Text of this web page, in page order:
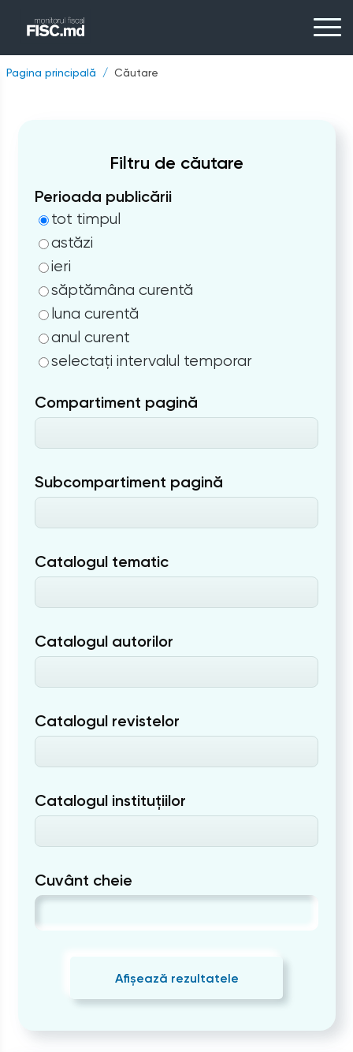
Pagina principală Căutare
Filtru de căutare
Perioada publicării
tot timpul
astăzi
ieri
săptămâna curentă
luna curentă
anul curent
selectați intervalul temporar
Compartiment pagină
Subcompartiment pagină
Catalogul tematic
Catalogul autorilor
Catalogul revistelor
Catalogul instituțiilor
Cuvânt cheie
Afișează rezultatele